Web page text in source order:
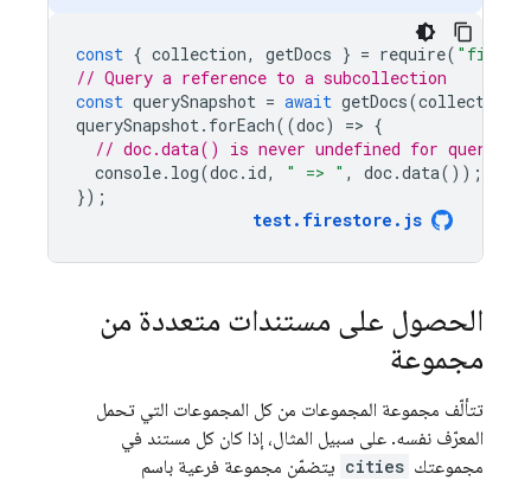
const { collection, getDocs } = require(
// Query a reference to a subcollection
const querySnapshot = await getDocs(collection
querySnapshot. forEach((doc) => {
// doc.data() is never undefined for query doc
console. log(doc. id, " => " , doc.data());
});
test. firestore . js
الحصول على مستندات متعددة من
مجموعة
تتألّف مجموعة المجموعات من كل المجموعات التي تحمل
المعرّف نفسه. على سبيل المثال، إذا كان كل مستند في
مجموعتك cities يتضمّن مجموعة فرعية باسم